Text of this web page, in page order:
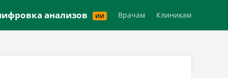
анализов ИИ Врачам Клиникам